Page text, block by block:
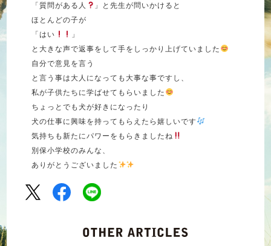
「質問がある人
」と先生が問いかけると
ほとんどの子が
「はい
」
と大きな声で返事をして手をしっかり上げていました
自分で意見を言う
と言う事は大人になっても大事な事ですし、
私が子供たちに学ばせてもらいました
ちょっとでも犬が好きになったり
犬の仕事に興味を持ってもらえたら嬉しいです
気持ちも新たにパワーをもらきましたね
別保小学校のみんな、
ありがとうございました